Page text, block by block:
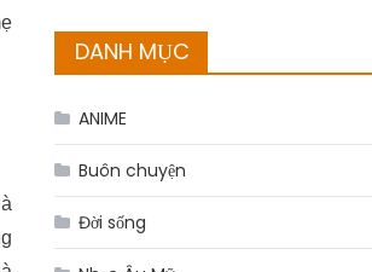
DANH MỤC
ANIME
Buôn chuyện
Đời sống